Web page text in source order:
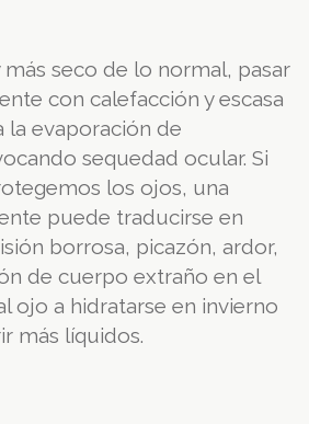
seco de lo normal, pasar
con calefacción y escasa
la evaporación de
sequedad ocular. Si
los ojos, una
puede traducirse en
borrosa, picazón, ardor,
de cuerpo extraño en el
ojo a hidratarse en invierno
más líquidos.